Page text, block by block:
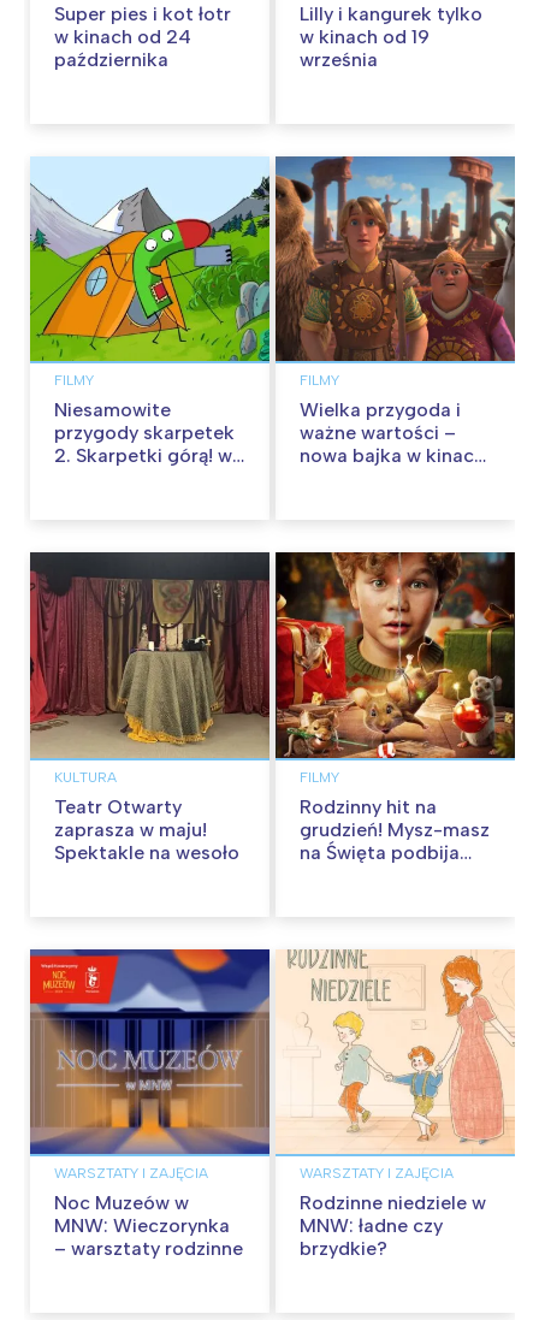
Super pies i kot łotr
w kinach od 24
października
Lilly i kangurek tylko
w kinach od 19
września
FILMY
Niesamowite
przygody skarpetek
2. Skarpetki górą! w
FILMY
Wielka przygoda i
ważne wartości –
nowa bajka w kinach
KULTURA
Teatr Otwarty
zaprasza w maju!
Spektakle na wesoło
FILMY
Rodzinny hit na
grudzień! Mysz-masz
na Święta podbija
WARSZTATY I ZAJĘCIA
Noc Muzeów w
MNW: Wieczorynka
– warsztaty rodzinne
WARSZTATY I ZAJĘCIA
Rodzinne niedziele w
MNW: ładne czy
brzydkie?